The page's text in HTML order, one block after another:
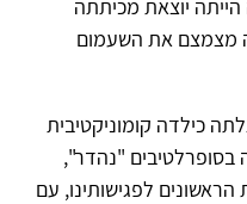
יוצאת מכיתתה
מצמצם את השעמום
כילדה קומוניקטיבית
בסופרלטיבים "נהדר",
לפגישותינו, עם